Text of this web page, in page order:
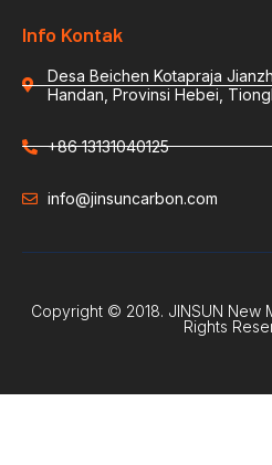
Info Kontak
Desa Beichen Kotapraja
Handan, Provinsi Hebei,
+86 13131040125
info@jinsuncarbon.com
Copyright © 2018. JINSUN New
Rights